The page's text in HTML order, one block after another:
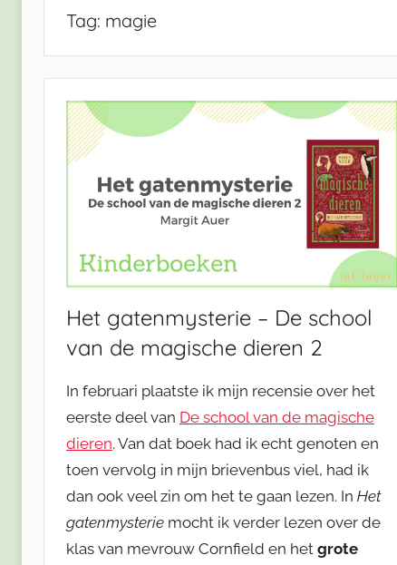
Tag: magie
Het gatenmysterie – De school
van de magische dieren 2
In februari plaatste ik mijn recensie over het
eerste deel van De school van de magische
dieren. Van dat boek had ik echt genoten en
toen vervolg in mijn brievenbus viel, had ik
dan ook veel zin om het te gaan lezen. In Het
gatenmysterie mocht ik verder lezen over de
klas van mevrouw Cornfield en het grote